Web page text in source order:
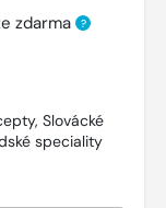
zdarma ?
Slovácké
speciality